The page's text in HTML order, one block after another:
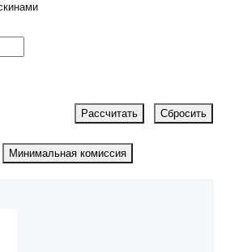
Рассчитать Сбросить
Минимальная комиссия